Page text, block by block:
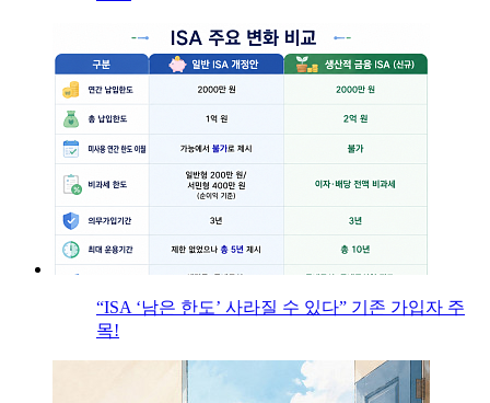
“ISA ‘남은 한도’ 사라질 수 있다” 기존 가입자 주
목!